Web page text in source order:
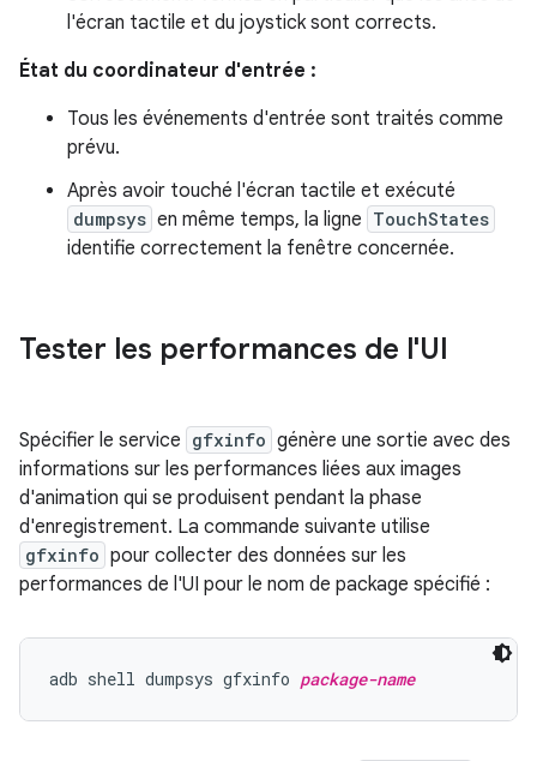
l'écran tactile et du joystick sont corrects.
État du coordinateur d'entrée :
Tous les événements d'entrée sont traités comme
prévu.
Après avoir touché l'écran tactile et exécuté
dumpsys en même temps, la ligne TouchStates
identifie correctement la fenêtre concernée.
Tester les performances de l'UI
Spécifier le service gfxinfo génère une sortie avec des
informations sur les performances liées aux images
d'animation qui se produisent pendant la phase
d'enregistrement. La commande suivante utilise
gfxinfo pour collecter des données sur les
performances de l'UI pour le nom de package spécifié :
adb shell dumpsys gfxinfo package-name